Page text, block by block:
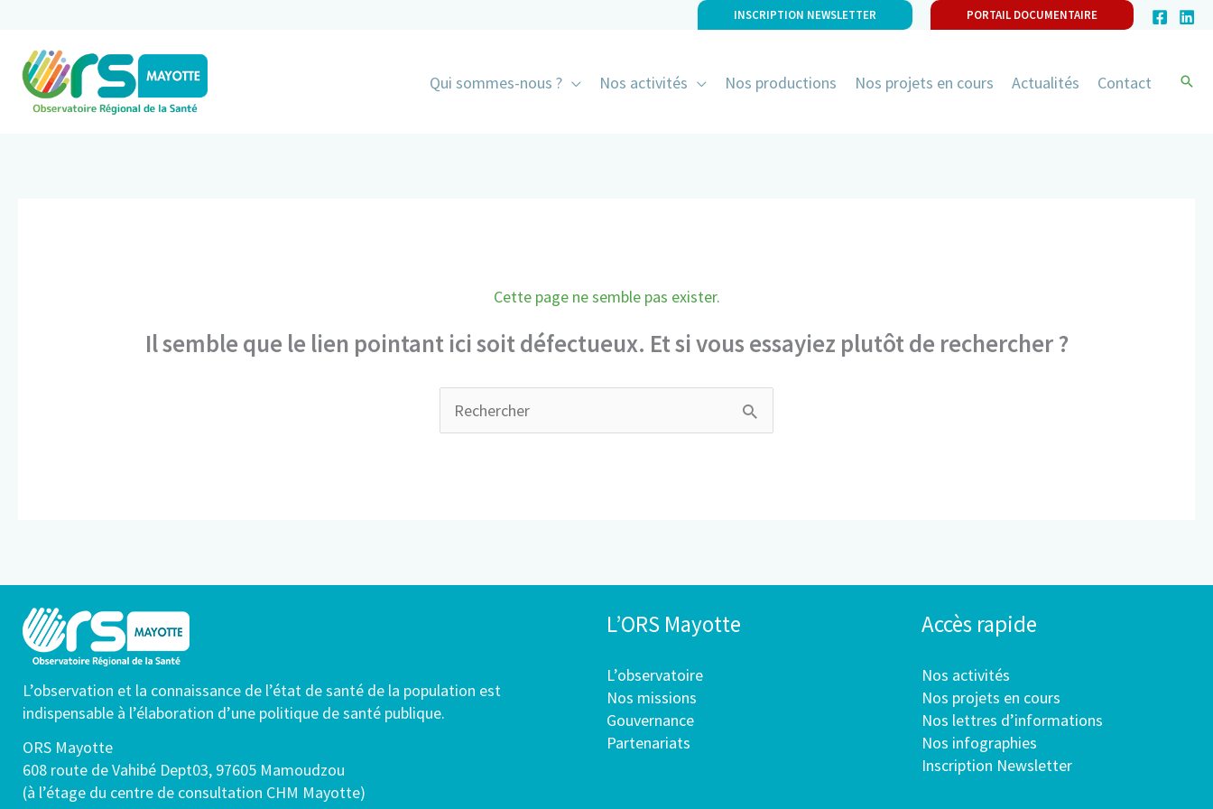
contenu
INSCRIPTION NEWSLETTER PORTAIL DOCUMENTAIRE
Qui sommes-nous ? Nos activités Nos productions Nos projets en cours Actualités Contact
Cette page ne semble pas exister.
Il semble que le lien pointant ici soit défectueux. Et si vous essayiez plutôt de rechercher ?
Rechercher :
L’observation et la connaissance de l’état de santé de la population est
indispensable à l’élaboration d’une politique de santé publique.
ORS Mayotte
608 route de Vahibé Dept03, 97605 Mamoudzou
(à l’étage du centre de consultation CHM Mayotte)
L’ORS Mayotte
L’observatoire
Nos missions
Gouvernance
Partenariats
Accès rapide
Nos activités
Nos projets en cours
Nos lettres d’informations
Nos infographies
Inscription Newsletter